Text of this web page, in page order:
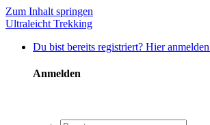
Zum Inhalt springen
Ultraleicht Trekking
Du bist bereits registriert? Hier anmelden
Anmelden